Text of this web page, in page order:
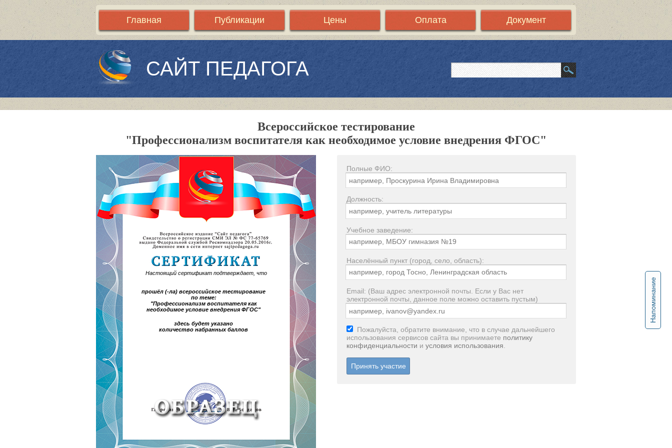
Главная Публикации Цены Оплата Документ
САЙТ ПЕДАГОГА
Напоминание
Всероссийское тестирование
"Профессионализм воспитателя как необходимое условие внедрения ФГОС"
Настоящий сертификат подтверждает, что
прошёл (-ла) всероссийское тестирование
по теме:
"Профессионализм воспитателя как
необходимое условие внедрения ФГОС"
здесь будет указано
количество набранных баллов
Полные ФИО:
Должность:
Учебное заведение:
Населённый пункт (город, село, область):
Email: (Ваш адрес электронной почты. Если у Вас нет
электронной почты, данное поле можно оставить пустым)
Пожалуйста, обратите внимание, что в случае дальнейшего
использования сервисов сайта вы принимаете политику
конфиденциальности и условия использования